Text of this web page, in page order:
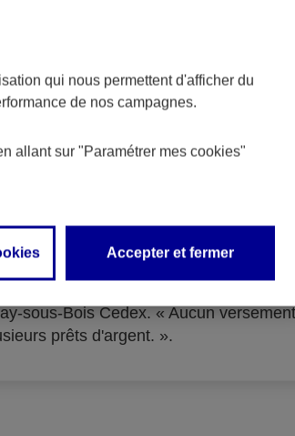
crédit
de 33 855 000 € - immatriculée
sous-Bois Cedex. « Aucun
prêts d'argent. ».
qui nous permettent d'afficher du
de nos campagnes.
allant sur "Paramétrer mes cookies"
Accepter et fermer